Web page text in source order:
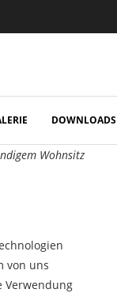
DOWNLOADS
Wohnsitz
von uns